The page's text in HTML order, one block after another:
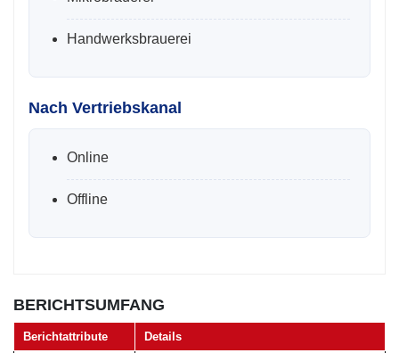
Handwerksbrauerei
Nach Vertriebskanal
Online
Offline
BERICHTSUMFANG
Berichtattribute Details